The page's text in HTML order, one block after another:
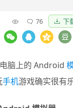
76 下
脑上的 Android
手机游戏确实很有